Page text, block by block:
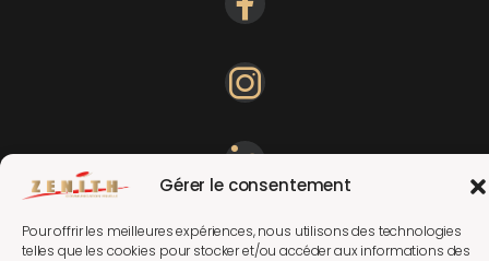
Gérer le consentement
Pour offrir les meilleures expériences, nous utilisons des technologies
telles que les cookies pour stocker et/ou accéder aux informations des